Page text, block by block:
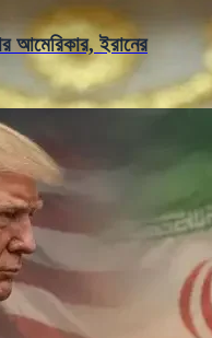
আমেরিকার, ইরানের